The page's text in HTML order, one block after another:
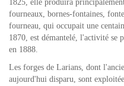
1825, elle produira
fourneaux, bornes-fontaines,
fourneau, qui occupait une
1870, est démantelé, l'activité se
en 1888.
Les forges de Larians, dont
aujourd'hui disparu, sont